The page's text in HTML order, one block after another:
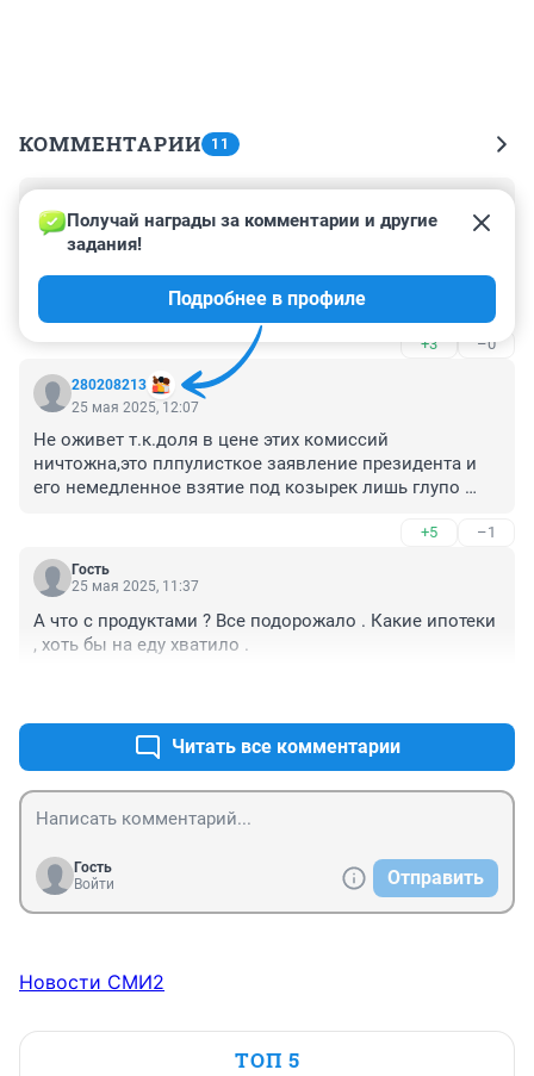
КОММЕНТАРИИ 11
25 мая 2025, 21:28
После того, как зрястрои раскрутили цены в 2-3 раза,
снизить цены на 5% ничего не стоит. Но зрястрои
удавятся, чем цены снизят. Впрочем некоторые уже
снижают, Новокомарово и Чемпионский нормально
так скинули
+3 –0
280208213
Получай награды за комментарии и другие
задания!
Подробнее в профиле
25 мая 2025, 12:07
Не оживет т.к.доля в цене этих комиссий
ничтожна,это плпулисткое заявление президента и
его немедленное взятие под козырек лишь глупо
администрации.А цены пока не снизят ровно во
столько во сколько их задрали ничего не продадут!!!
+5 –1
Гость
25 мая 2025, 11:37
А что с продуктами ? Все подорожало . Какие ипотеки
, хоть бы на еду хватило .
Читать все комментарии
Гость
Войти
Отправить
Новости СМИ2
ТОП 5